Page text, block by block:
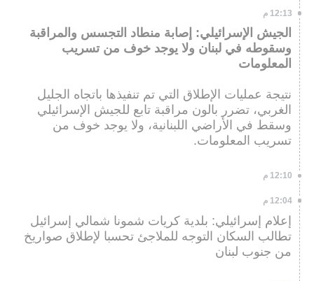
12:13 م
الجيش الإسرائيلي: إصابة منطاد التجسس والمراقبة
وسقوطه في لبنان ولا يوجد خوف من تسريب
المعلومات
نتيجة عمليات الإطلاق التي تم تنفيذها باتجاه الجليل
الغربي، تضرر بالون مراقبة تابع للجيش الإسرائيلي
وسقط في الأراضي اللبنانية، ولا يوجد خوف من
تسريب المعلومات.
12:10 م
12:04 م
إعلام إسرائيلي: بلدية كريات شمونا شمالي إسرائيل
تطالب السكان التوجه للملاجئ تحسبا لإطلاق صواريخ
من جنوب لبنان